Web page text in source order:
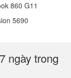
860 G11
5690
ngày trong